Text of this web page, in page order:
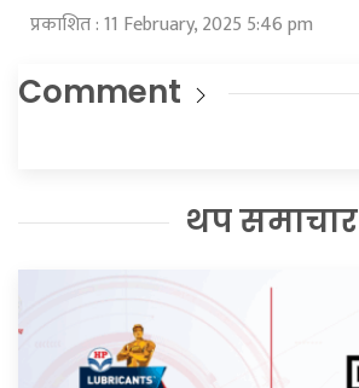
प्रकाशित : 11 February, 2025 5:46 pm
Comment
थप समाचार